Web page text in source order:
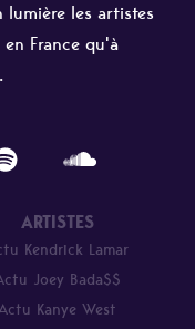
les artistes
en France qu'à
ARTISTES
Kendrick Lamar
Joey Bada$$
Kanye West